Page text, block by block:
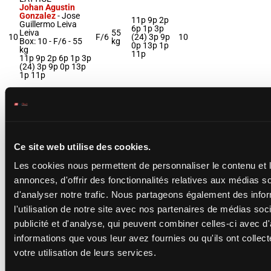
Ce site web utilise des cookies.
Les cookies nous permettent de personnaliser le contenu et
annonces, d'offrir des fonctionnalités relatives aux médias
d'analyser notre trafic. Nous partageons également des
l'utilisation de notre site avec nos partenaires de médias
publicité et d'analyse, qui peuvent combiner celles-ci avec
informations que vous leur avez fournies ou qu'ils ont
votre utilisation de leurs services.
10
Johan Agustin
Gonzalez-Jose
Guillermo Leiva
Leiva
Box: 10 - F/6 - 55
kg
11p 9p 2p 6p 1p 3p
(24) 3p 9p 0p 13p
1p 11p
F/6 55
kg
11p 9p 2p
6p 1p 3p
(24) 3p 9p
0p 13p 1p
11p
10
11
LA OLIVIA
Box: 11 -
F/4 -
58
kg
9p 9p 6p 8p 1p 2p
F/4
kg
9p 6p 8p 1p
12
SON MIS
Ignacio Isaias
Valdivia
Alfonso Urbina
Hernandez
Box: 12 -F/7 -54
F/7 kg
4p 6p 1p
(24) 8p 2p
1p 3p 5p 0p
5p (23) 4p